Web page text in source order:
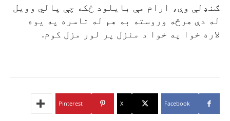
ګنډلې وې، ارام مې بايلود ځکه چې پالي وويل
له دې هرڅه وروسته به هم له تاسره په يوه
لاره خوا په خوا د منزل پر لور مزل کوم.
Facebook
X
Pinterest